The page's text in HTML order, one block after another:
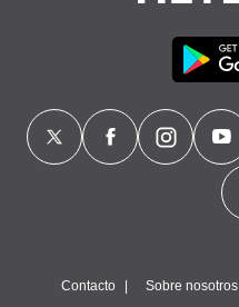
Contacto Sobre nosotros